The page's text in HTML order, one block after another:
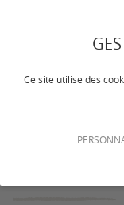
Ce site utilise des
de
pas une